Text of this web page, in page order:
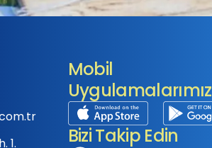
1.
Mobil
Uygulamalarımız
Bizi Takip Edin